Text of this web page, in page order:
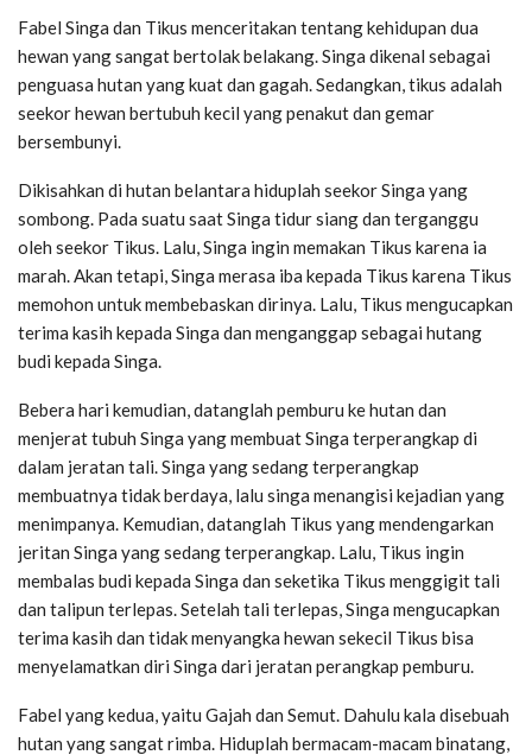
Fabel Singa dan Tikus menceritakan tentang kehidupan dua
hewan yang sangat bertolak belakang. Singa dikenal sebagai
penguasa hutan yang kuat dan gagah. Sedangkan, tikus adalah
seekor hewan bertubuh kecil yang penakut dan gemar
bersembunyi.
Dikisahkan di hutan belantara hiduplah seekor Singa yang
sombong. Pada suatu saat Singa tidur siang dan terganggu
oleh seekor Tikus. Lalu, Singa ingin memakan Tikus karena ia
marah. Akan tetapi, Singa merasa iba kepada Tikus karena Tikus
memohon untuk membebaskan dirinya. Lalu, Tikus mengucapkan
terima kasih kepada Singa dan menganggap sebagai hutang
budi kepada Singa.
Bebera hari kemudian, datanglah pemburu ke hutan dan
menjerat tubuh Singa yang membuat Singa terperangkap di
dalam jeratan tali. Singa yang sedang terperangkap
membuatnya tidak berdaya, lalu singa menangisi kejadian yang
menimpanya. Kemudian, datanglah Tikus yang mendengarkan
jeritan Singa yang sedang terperangkap. Lalu, Tikus ingin
membalas budi kepada Singa dan seketika Tikus menggigit tali
dan talipun terlepas. Setelah tali terlepas, Singa mengucapkan
terima kasih dan tidak menyangka hewan sekecil Tikus bisa
menyelamatkan diri Singa dari jeratan perangkap pemburu.
Fabel yang kedua, yaitu Gajah dan Semut. Dahulu kala disebuah
hutan yang sangat rimba. Hiduplah bermacam-macam binatang,